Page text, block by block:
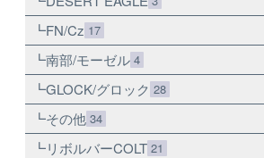
FN/Cz 17
南部/モーゼル 4
GLOCK/グロック 28
その他 34
リボルバーCOLT 21